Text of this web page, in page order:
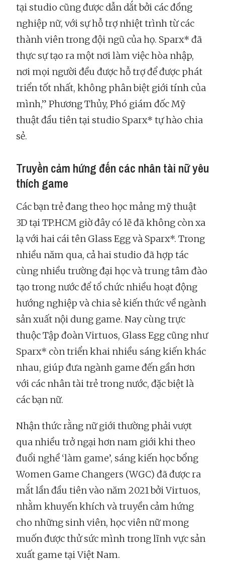
tại studio cũng được dẫn dắt bởi các đồng
nghiệp nữ, với sự hỗ trợ nhiệt trình từ các
thành viên trong đội ngũ của họ. Sparx* đã
thực sự tạo ra một nơi làm việc hòa nhập,
nơi mọi người đều được hỗ trợ để được phát
triển tốt nhất, không phân biệt giới tính của
mình,” Phương Thủy, Phó giám đốc Mỹ
thuật đầu tiên tại studio Sparx* tự hào chia
sẻ.
Truyền cảm hứng đến các nhân tài nữ yêu
thích game
Các bạn trẻ đang theo học mảng mỹ thuật
3D tại TP.HCM giờ đây có lẽ đã không còn xa
lạ với hai cái tên Glass Egg và Sparx*. Trong
nhiều năm qua, cả hai studio đã hợp tác
cùng nhiều trường đại học và trung tâm đào
tạo trong nước để tổ chức nhiều hoạt động
hướng nghiệp và chia sẻ kiến thức về ngành
sản xuất nội dung game. Nay cùng trực
thuộc Tập đoàn Virtuos, Glass Egg cũng như
Sparx* còn triển khai nhiều sáng kiến khác
nhau, giúp đưa ngành game đến gần hơn
với các nhân tài trẻ trong nước, đặc biệt là
các bạn nữ.
Nhận thức rằng nữ giới thường phải vượt
qua nhiều trở ngại hơn nam giới khi theo
đuổi nghề ‘làm game’, sáng kiến học bổng
Women Game Changers (WGC) đã được ra
mắt lần đầu tiên vào năm 2021 bởi Virtuos,
nhằm khuyến khích và truyền cảm hứng
cho những sinh viên, học viên nữ mong
muốn được thử sức mình trong lĩnh vực sản
xuất game tại Việt Nam.